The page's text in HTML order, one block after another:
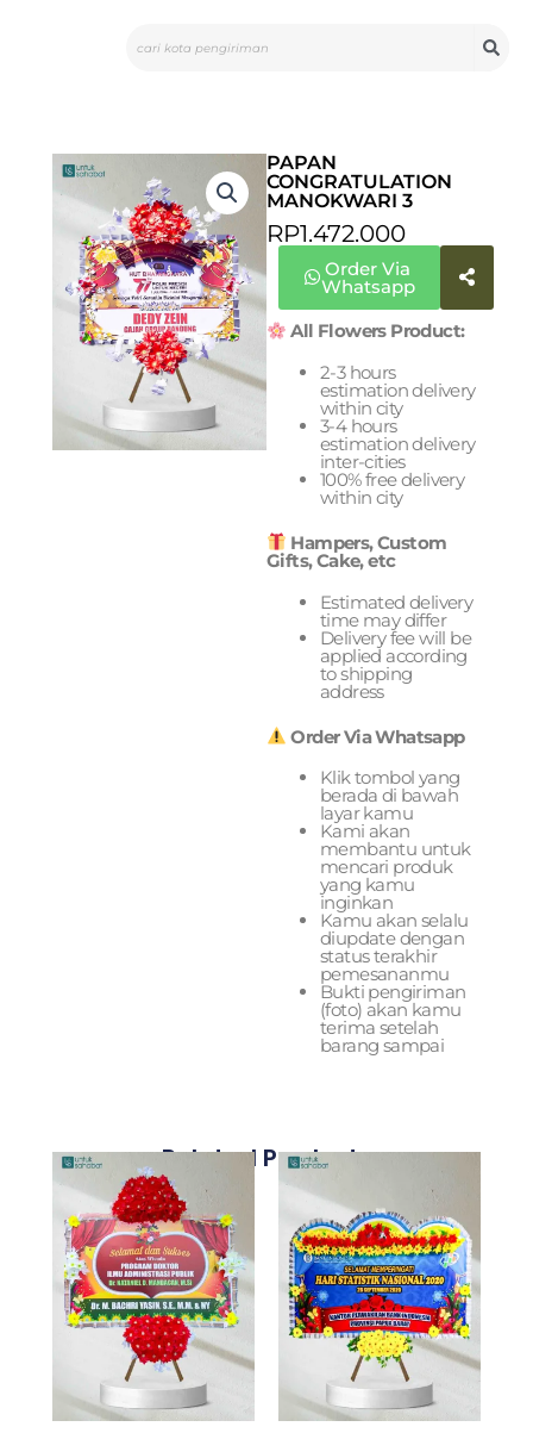
PAPAN
CONGRATULATION
MANOKWARI 3
RP1.472.000
Order Via
Whatsapp
All Flowers Product:
2-3 hours
estimation delivery
within city
3-4 hours
estimation delivery
inter-cities
100% free delivery
within city
Hampers, Custom
Gifts, Cake, etc
Estimated delivery
time may differ
Delivery fee will be
applied according
to shipping
address
Order Via Whatsapp
Klik tombol yang
berada di bawah
layar kamu
Kami akan
membantu untuk
mencari produk
yang kamu
inginkan
Kamu akan selalu
diupdate dengan
status terakhir
pemesananmu
Bukti pengiriman
(foto) akan kamu
terima setelah
barang sampai
Related Products